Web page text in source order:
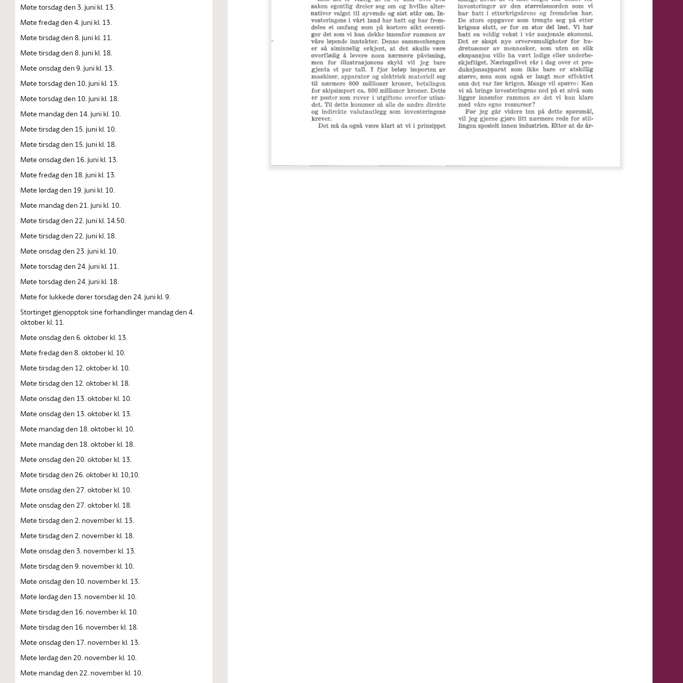
Møte torsdag den 3. juni kl. 13.
Møte fredag den 4. juni kl. 13.
Møte tirsdag den 8. juni kl. 11.
Møte tirsdag den 8. juni kl. 18.
Møte onsdag den 9. juni kl. 13.
Møte torsdag den 10. juni kl. 13.
Møte torsdag den 10. juni kl. 18.
Møte mandag den 14. juni kl. 10.
Møte tirsdag den 15. juni kl. 10.
Møte tirsdag den 15. juni kl. 18.
Møte onsdag den 16. juni kl. 13.
Møte fredag den 18. juni kl. 13.
Møte lørdag den 19. juni kl. 10.
Møte mandag den 21. juni kl. 10.
Møte tirsdag den 22. juni kl. 14.50.
Møte tirsdag den 22. juni kl. 18.
Møte onsdag den 23. juni kl. 10.
Møte torsdag den 24. juni kl. 11.
Møte torsdag den 24. juni kl. 18.
Møte for lukkede dører torsdag den 24. juni kl. 9.
Stortinget gjenopptok sine forhandlinger mandag den 4.
oktober kl. 11.
Møte onsdag den 6. oktober kl. 13.
Møte fredag den 8. oktober kl. 10.
Møte tirsdag den 12. oktober kl. 10.
Møte tirsdag den 12. oktober kl. 18.
Møte onsdag den 13. oktober kl. 10.
Møte onsdag den 13. oktober kl. 13.
Møte mandag den 18. oktober kl. 10.
Møte mandag den 18. oktober kl. 18.
Møte onsdag den 20. oktober kl. 13.
Møte tirsdag den 26. oktober kl. 10,10.
Møte onsdag den 27. oktober kl. 10.
Møte onsdag den 27. oktober kl. 18.
Møte tirsdag den 2. november kl. 13.
Møte tirsdag den 2. november kl. 18.
Møte onsdag den 3. november kl. 13.
Møte tirsdag den 9. november kl. 10.
Møte onsdag den 10. november kl. 13.
Møte lørdag den 13. november kl. 10.
Møte tirsdag den 16. november kl. 10.
Møte tirsdag den 16. november kl. 18.
Møte onsdag den 17. november kl. 13.
Møte lørdag den 20. november kl. 10.
Møte mandag den 22. november kl. 10.